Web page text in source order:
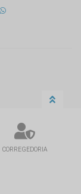
CORREGEDORIA